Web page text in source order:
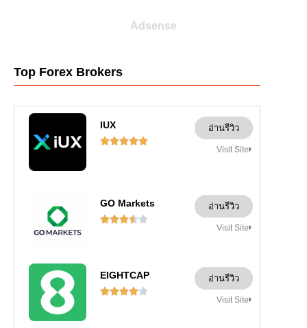
Adsense
Top Forex Brokers
IUX

อ่านรีวิว
Visit Site
GO Markets

อ่านรีวิว
Visit Site
EIGHTCAP

อ่านรีวิว
Visit Site